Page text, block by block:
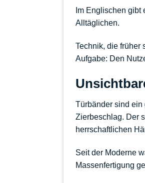
Im Englischen
Alltäglichen.
Technik, die früher
Aufgabe: Den
Türbänder sind ein
Zierbeschlag. Der
herrschaftlichen
Seit der Moderne
Massenfertigung